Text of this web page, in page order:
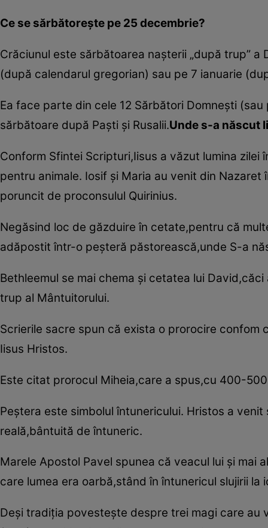
Ce se sărbătoreşte pe 25 decembrie?
Crăciunul este sărbătoarea naşterii „după trup”
(după calendarul gregorian) sau pe 7 ianuarie
Ea face parte din cele 12 Sărbători Domneşti
sărbătoare după Paşti şi Rusalii.Unde s-a născut
Conform Sfintei Scripturi,Iisus a văzut lumina
pentru animale. Iosif şi Maria au venit din
poruncit de proconsulul Quirinius.
Negăsind loc de găzduire în cetate,pentru că
adăpostit într-o peşteră păstorească,unde S-a
Bethleemul se mai chema şi cetatea lui
trup al Mântuitorului.
Scrierile sacre spun că exista o prorocire confom
Iisus Hristos.
Este citat prorocul Miheia,care a spus,cu 400-
Peştera este simbolul întunericului. Hristos a
reală,bântuită de întuneric.
Marele Apostol Pavel spunea că veacul lui şi mai
care lumea era oarbă,stând în întunericul slujirii la
Deşi tradiţia povesteşte despre trei magi care au